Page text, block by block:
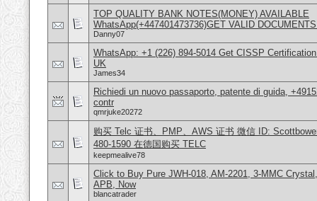
TOP QUALITY BANK NOTES(MONEY) AVAILABLE
WhatsApp(+447401473736)GET VALID
Danny07
WhatsApp: +1 (226) 894-5014​ Get CISSP
UK
James34
Richiedi un nuovo passaporto, patente di guida,
contr
qmrjuke20272
购买 Telc 证书、PMP、AWS 证书 微信 ID:
480-1590 在德国购买 TELC
keepmealive78
Click to Buy Pure JWH-018, AM-2201, 3-MMC
APB, Now
blancatrader